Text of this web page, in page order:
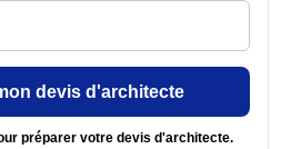
devis d'architecte
préparer votre devis d'architecte.